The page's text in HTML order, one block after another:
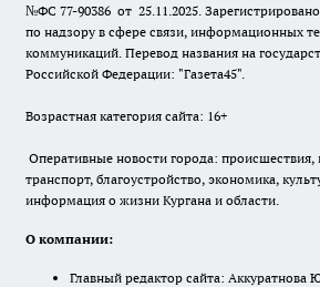
№ФС 77-90386 от 25.11.2025.
по надзору в сфере связи, информационных
коммуникаций. Перевод названия на
Российской Федерации: "Газета45".
Возрастная категория сайта: 16+
Оперативные новости города:
транспорт, благоустройство, экономика,
информация о жизни Кургана и области.
О компании:
Главный редактор сайта: Аккуратнова